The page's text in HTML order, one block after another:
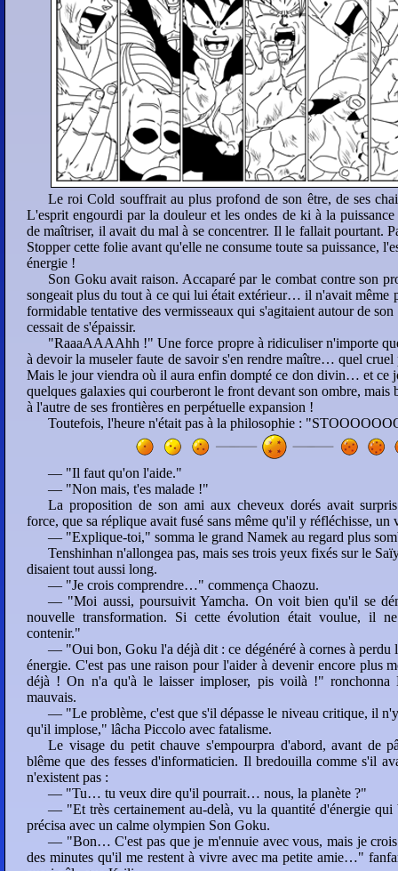
34 35 36
Le roi Cold souffrait au plus profond de son être, de ses
L'esprit engourdi par la douleur et les ondes de ki à la
de maîtriser, il avait du mal à se concentrer. Il le fallait pourtant.
Stopper cette folie avant qu'elle ne consume toute sa puissance,
énergie !
Son Goku avait raison. Accaparé par le combat contre son
songeait plus du tout à ce qui lui était extérieur… il n'avait même
formidable tentative des vermisseaux qui s'agitaient autour de
cessait de s'épaissir.
"RaaaAAAAhh !" Une force propre à ridiculiser n'importe
à devoir la museler faute de savoir s'en rendre maître… quel
Mais le jour viendra où il aura enfin dompté ce don divin… et ce
quelques galaxies qui courberont le front devant son ombre, mais
à l'autre de ses frontières en perpétuelle expansion !
Toutefois, l'heure n'était pas à la philosophie :
— "Il faut qu'on l'aide."
— "Non mais, t'es malade !"
La proposition de son ami aux cheveux dorés avait
force, que sa réplique avait fusé sans même qu'il y réfléchisse,
— "Explique-toi," somma le grand Namek au regard plus
Tenshinhan n'allongea pas, mais ses trois yeux fixés sur le
disaient tout aussi long.
— "Je crois comprendre…" commença Chaozu.
— "Moi aussi, poursuivit Yamcha. On voit bien qu'il se
nouvelle transformation. Si cette évolution était voulue, il
contenir."
— "Oui bon, Goku l'a déjà dit : ce dégénéré à cornes à perdu
énergie. C'est pas une raison pour l'aider à devenir encore plus
déjà ! On n'a qu'à le laisser imploser, pis voilà !" ronchonna
mauvais.
— "Le problème, c'est que s'il dépasse le niveau critique, il
qu'il implose," lâcha Piccolo avec fatalisme.
Le visage du petit chauve s'empourpra d'abord, avant de
blême que des fesses d'informaticien. Il bredouilla comme s'il
n'existent pas :
— "Tu… tu veux dire qu'il pourrait… nous, la planète ?"
— "Et très certainement au-delà, vu la quantité d'énergie qui
précisa avec un calme olympien Son Goku.
— "Bon… C'est pas que je m'ennuie avec vous, mais je
des minutes qu'il me restent à vivre avec ma petite amie…"